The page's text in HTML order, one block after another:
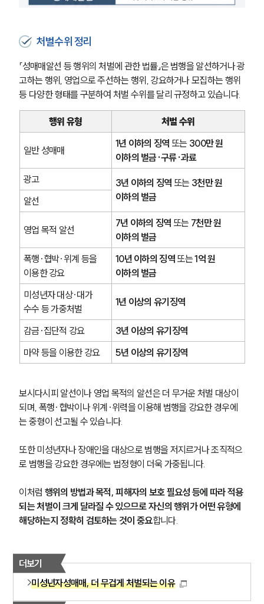
처벌수위 정리
「성매매알선 등 행위의 처벌에 관한 법률」은 범행을 알선하거나 광
고하는 행위, 영업으로 주선하는 행위, 강요하거나 모집하는 행위
등 다양한 형태를 구분하여 처벌 수위를 달리 규정하고 있습니다.
행위 유형 처벌 수위
일반 성매매
1년 이하의 징역 또는 300만 원
이하의 벌금·구류·과료
광고
3년 이하의 징역 또는 3천만 원
이하의 벌금
알선
영업 목적 알선
7년 이하의 징역 또는 7천만 원
이하의 벌금
폭행·협박·위계 등을
이용한 강요
10년 이하의 징역 또는 1억 원
이하의 벌금
미성년자 대상·대가
수수 등 가중처벌
1년 이상의 유기징역
감금·집단적 강요
3년 이상의 유기징역
마약 등을 이용한 강요
5년 이상의 유기징역
보시다시피 알선이나 영업 목적의 알선은 더 무거운 처벌 대상이
되며, 폭행·협박이나 위계·위력을 이용해 범행을 강요한 경우에
는 중형이 선고될 수 있습니다.
또한 미성년자나 장애인을 대상으로 범행을 저지르거나 조직적으
로 범행을 강요한 경우에는 법정형이 더욱 가중됩니다.
이처럼 행위의 방법과 목적, 피해자의 보호 필요성 등에 따라 적용
되는 처벌이 크게 달라질 수 있으므로 자신의 행위가 어떤 유형에
해당하는지 정확히 검토하는 것이 중요합니다.
더보기
미성년자성매매, 더 무겁게 처벌되는 이유